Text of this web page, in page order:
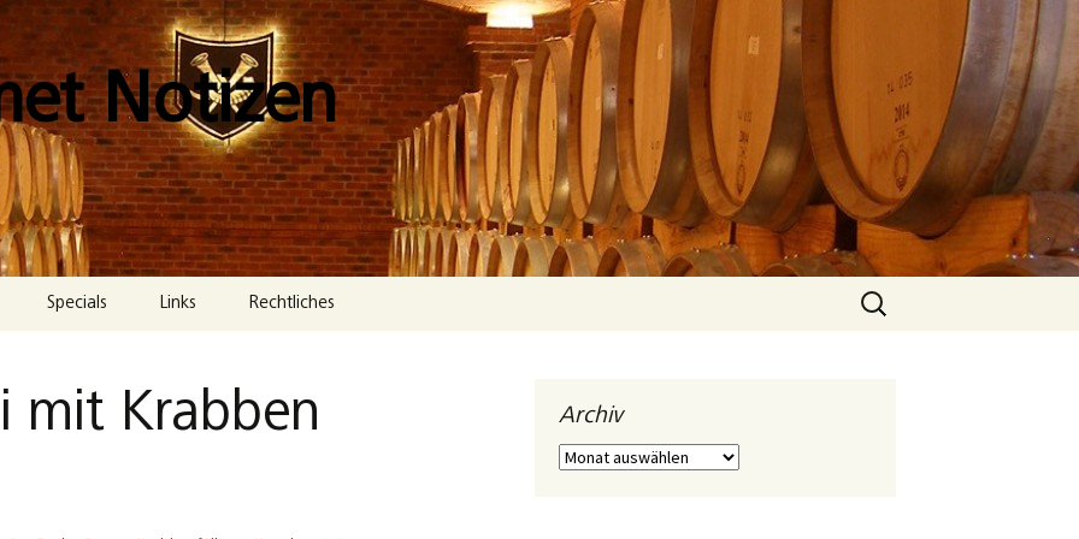
Notizen
Specials Links Rechtliches
Datenschutzerklärung
Suchen
nach:
mit Krabben
Archiv
Archiv